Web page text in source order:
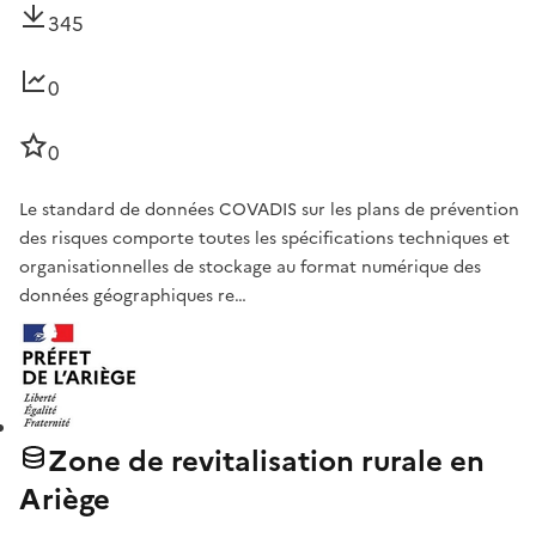
345
0
0
Le standard de données COVADIS sur les plans de prévention
des risques comporte toutes les spécifications techniques et
organisationnelles de stockage au format numérique des
données géographiques re…
Zone de revitalisation rurale en
Ariège